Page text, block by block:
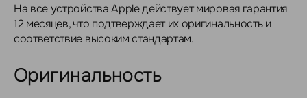
На все устройства Apple действует мировая гарантия
12 месяцев, что подтверждает их оригинальность и
соответствие высоким стандартам.
Оригинальность